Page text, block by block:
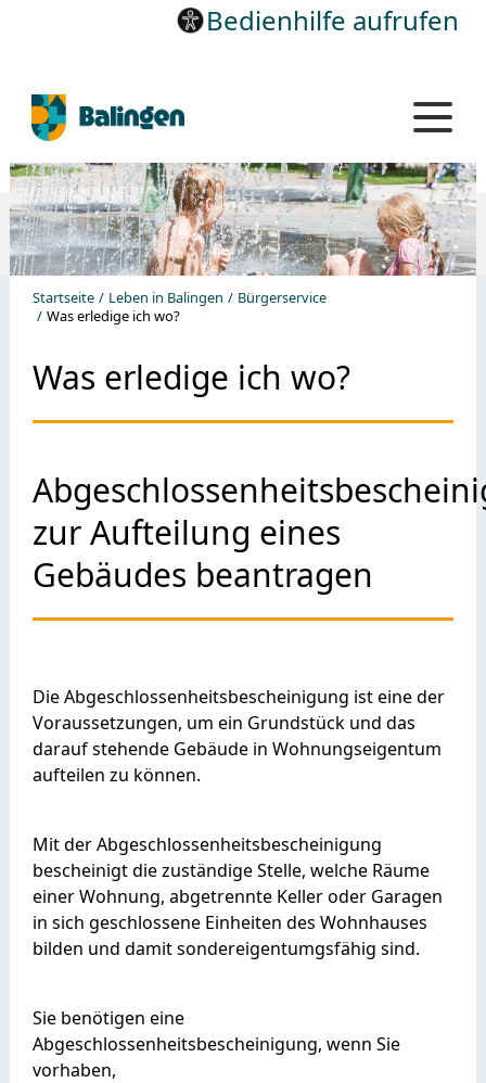
Bedienhilfe aufrufen
Startseite Leben in Balingen
Bürgerservice
Was erledige ich wo?
Was erledige ich wo?
zur Aufteilung eines
Gebäudes beantragen
Die Abgeschlossenheitsbescheinigung ist eine der
Voraussetzungen, um ein Grundstück und das
darauf stehende Gebäude in Wohnungseigentum
aufteilen zu können.
Mit der Abgeschlossenheitsbescheinigung
bescheinigt die zuständige Stelle, welche Räume
einer Wohnung, abgetrennte Keller oder Garagen
in sich geschlossene Einheiten des Wohnhauses
bilden und damit sondereigentumgsfähig sind.
Sie benötigen eine
Abgeschlossenheitsbescheinigung, wenn Sie
vorhaben,